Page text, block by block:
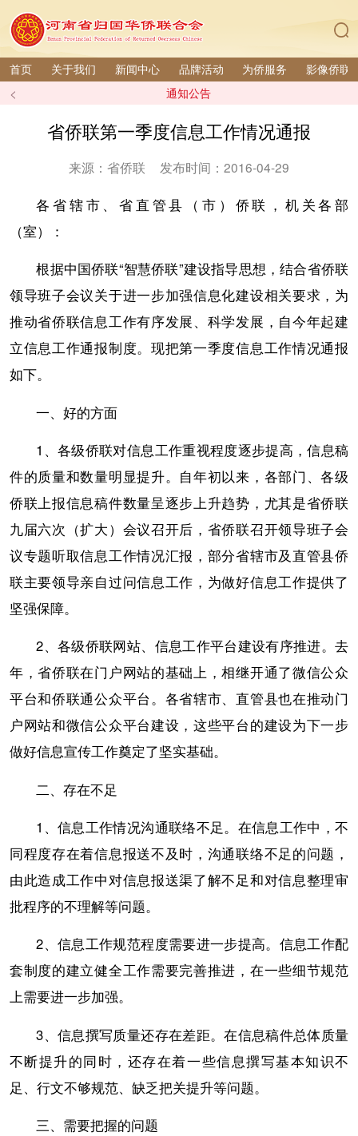
首页 关于我们 新闻中心 品牌活动 为侨服务 影像侨联
< 通知公告
省侨联第一季度信息工作情况通报
来源：省侨联 发布时间：2016-04-29
各省辖市、省直管县（市）侨联，机关各部
（室）：
根据中国侨联“智慧侨联”建设指导思想，结合省侨联
领导班子会议关于进一步加强信息化建设相关要求，为
推动省侨联信息工作有序发展、科学发展，自今年起建
立信息工作通报制度。现把第一季度信息工作情况通报
如下。
一、好的方面
1、各级侨联对信息工作重视程度逐步提高，信息稿
件的质量和数量明显提升。自年初以来，各部门、各级
侨联上报信息稿件数量呈逐步上升趋势，尤其是省侨联
九届六次（扩大）会议召开后，省侨联召开领导班子会
议专题听取信息工作情况汇报，部分省辖市及直管县侨
联主要领导亲自过问信息工作，为做好信息工作提供了
坚强保障。
2、各级侨联网站、信息工作平台建设有序推进。去
年，省侨联在门户网站的基础上，相继开通了微信公众
平台和侨联通公众平台。各省辖市、直管县也在推动门
户网站和微信公众平台建设，这些平台的建设为下一步
做好信息宣传工作奠定了坚实基础。
二、存在不足
1、信息工作情况沟通联络不足。在信息工作中，不
同程度存在着信息报送不及时，沟通联络不足的问题，
由此造成工作中对信息报送渠了解不足和对信息整理审
批程序的不理解等问题。
2、信息工作规范程度需要进一步提高。信息工作配
套制度的建立健全工作需要完善推进，在一些细节规范
上需要进一步加强。
3、信息撰写质量还存在差距。在信息稿件总体质量
不断提升的同时，还存在着一些信息撰写基本知识不
足、行文不够规范、缺乏把关提升等问题。
三、需要把握的问题